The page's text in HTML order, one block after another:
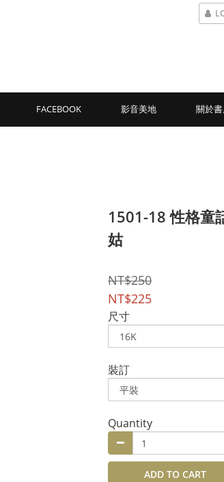
FACEBOOK 影音美地 關於
1501-18 性格童
姑
NT$250
NT$225
尺寸
裝訂
Quantity
ADD TO CART